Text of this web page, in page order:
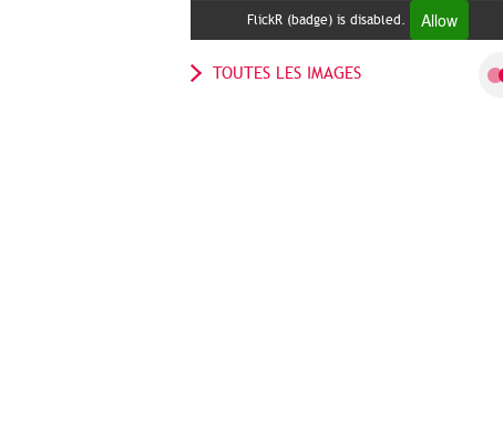
FlickR (badge) is disabled. Allow
TOUTES LES IMAGES